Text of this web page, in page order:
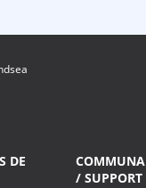
DE
/ SUPPORT